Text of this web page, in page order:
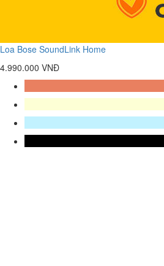
Loa Bose SoundLink Home
4.990.000 VNĐ